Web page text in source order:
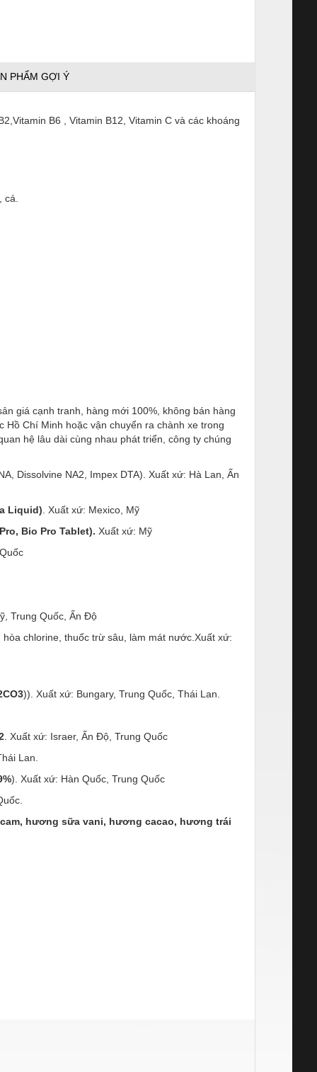
PHẨM GỢI Ý
B6 , Vitamin B12, Vitamin C và các khoáng
cá.
giá cạnh tranh, hàng mới 100%, không bán hàng
Chí Minh hoặc vận chuyển ra chành xe trong
hệ lâu dài cùng nhau phát triển, công ty chúng
Dissolvine NA2, Impex DTA). Xuất xứ: Hà Lan, Ấn
Liquid). Xuất xứ: Mexico, Mỹ
Bio Pro Tablet). Xuất xứ: Mỹ
Trung Quốc, Ấn Độ
hòa chlorine, thuốc trừ sâu, làm mát nước.Xuất xứ:
)). Xuất xứ: Bungary, Trung Quốc, Thái Lan.
. Xuất xứ: Israer, Ấn Độ, Trung Quốc
Lan.
). Xuất xứ: Hàn Quốc, Trung Quốc
hương sữa vani, hương cacao, hương trái